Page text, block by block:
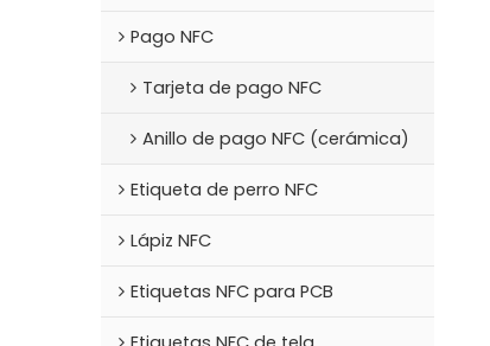
Pago NFC
Tarjeta de pago NFC
Anillo de pago NFC (cerámica)
Etiqueta de perro NFC
Lápiz NFC
Etiquetas NFC para PCB